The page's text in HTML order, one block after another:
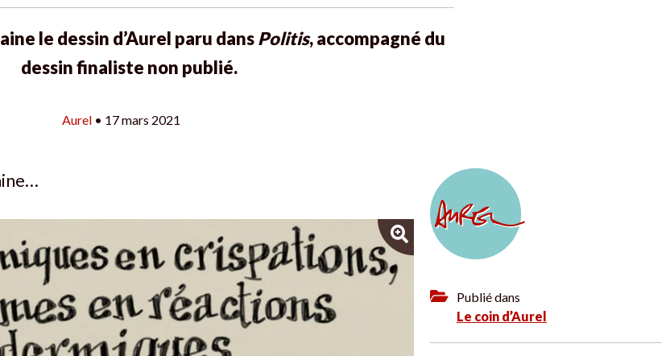
le dessin d’Aurel paru dansPolitis, accompagné du
dessin finaliste non publié.
Aurel • 17 mars 2021
Publié dans
Le coin d’Aurel